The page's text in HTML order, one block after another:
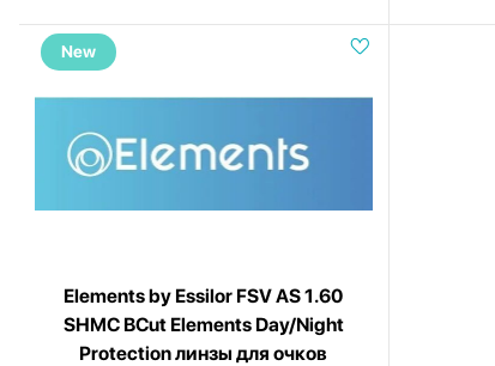
New
Elements by Essilor FSV AS 1.60
SHMC BCut Elements Day/Night
Protection линзы для очков